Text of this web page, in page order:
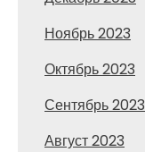
Ноябрь 2023
Октябрь 2023
Сентябрь 2023
Август 2023